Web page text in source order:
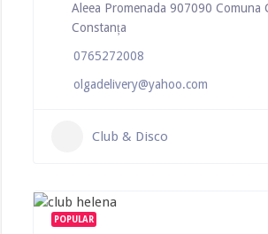
Aleea Promenada 907090 Comuna
Constanța
0765272008
olgadelivery@yahoo.com
Club & Disco
POPULAR